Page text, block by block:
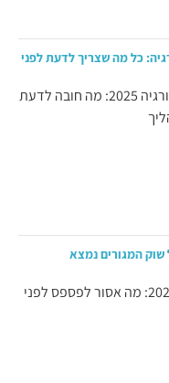
כל מה שצריך לדעת לפני
השתלות שיניים בגיאורגיה 2025: מה חובה לדעת
שוק המגורים נמצא
התחדשות עירונית 2026: מה אסור לפספס לפני